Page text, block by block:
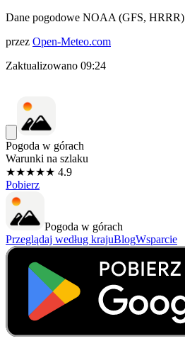
Dane pogodowe NOAA (GFS, HRRR)
przez Open-Meteo.com
Zaktualizowano 09:24
Pogoda w górach
Warunki na szlaku
★★★★★ 4.9
Pobierz
Pogoda w górach
Przeglądaj według krajuBlogWsparcie